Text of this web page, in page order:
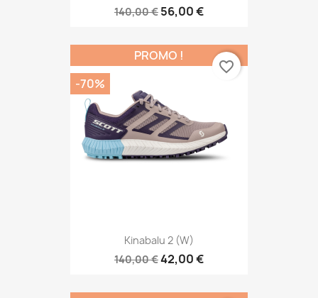
140,00 € 56,00 €
Kinabalu 2 (W)
140,00 €42,00 €
PROMO !
-70%
favorite_border